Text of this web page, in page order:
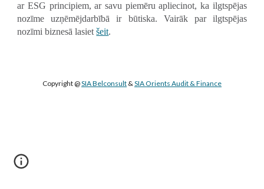
ar ESG principiem, ar savu piemēru apliecinot, ka ilgtspējas
nozīme uzņēmējdarbībā ir būtiska. Vairāk par ilgtspējas
nozīmi biznesā lasietšeit.
Copyright @ SIA Belconsult & SIA Orients Audit & Finance